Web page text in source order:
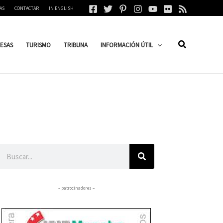
CONTACTAR IN ENGLISH
TURISMO TRIBUNA INFORMACIÓN ÚTIL
– patrocinadores –